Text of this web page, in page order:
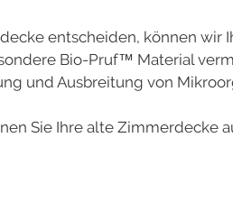
entscheiden, können wir
Bio-Pruf™ Material
und Ausbreitung von
Sie Ihre alte Zimmerdecke